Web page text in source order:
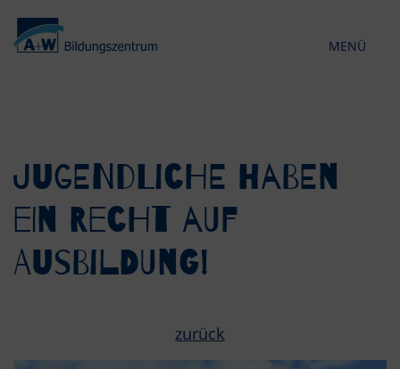
MENÜ
Jugendliche haben
ein Recht auf
Ausbildung!
zurück